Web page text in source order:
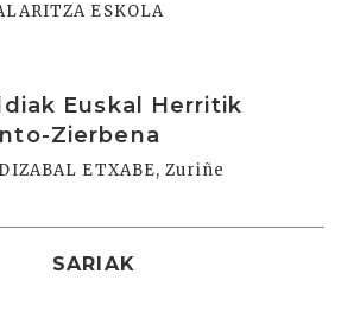
ESKOLA
Euskal Herritik
Zierbena
ETXABE, Zuriñe
SARIAK